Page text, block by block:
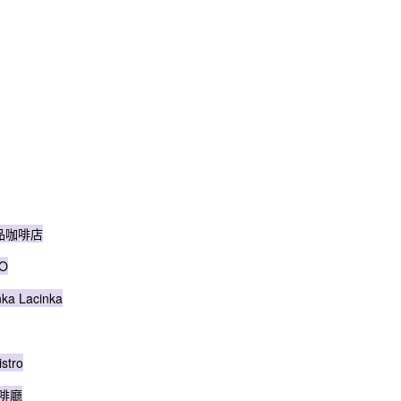
咖啡店
Lacinka
廳